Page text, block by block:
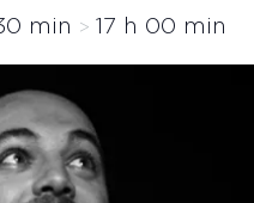
min > 17 h 00 min